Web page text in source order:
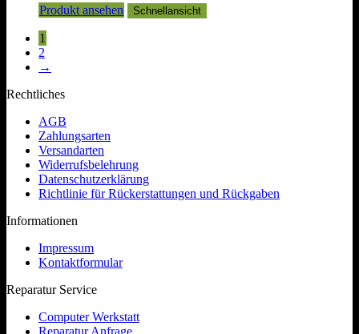
Produkt ansehen Schnellansicht
1
2
→
Rechtliches
AGB
Zahlungsarten
Versandarten
Widerrufsbelehrung
Datenschutzerklärung
Richtlinie für Rückerstattungen und Rückgaben
Informationen
Impressum
Kontaktformular
Reparatur Service
Computer Werkstatt